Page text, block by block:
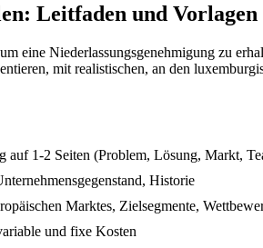
Leitfaden und Vorlagen
eine Niederlassungsgenehmigung zu
mit realistischen, an den
auf 1-2 Seiten (Problem, Lösung, Markt,
Historie
Marktes, Zielsegmente,
und fixe Kosten